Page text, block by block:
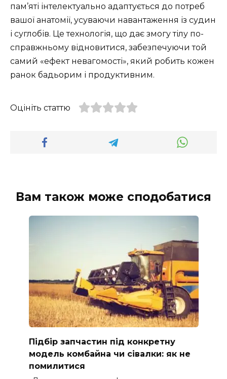
пам’яті інтелектуально адаптується до потреб
вашої анатомії, усуваючи навантаження із судин
і суглобів. Це технологія, що дає змогу тілу по-
справжньому відновитися, забезпечуючи той
самий «ефект невагомості», який робить кожен
ранок бадьорим і продуктивним.
Оцініть статтю
Вам також може сподобатися
Підбір запчастин під конкретну
модель комбайна чи сівалки: як не
помилитися